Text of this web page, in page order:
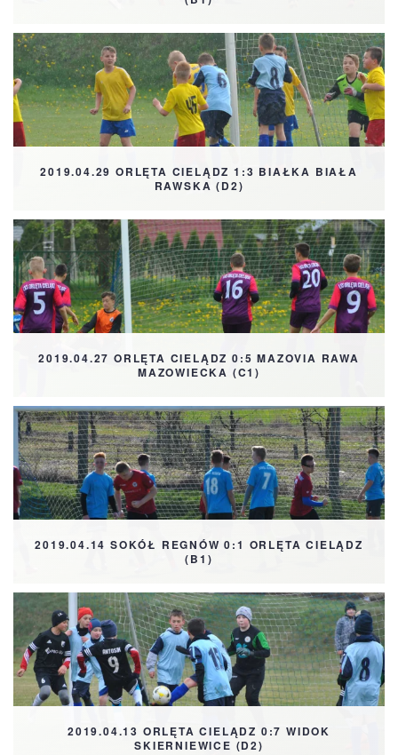
2019.04.29 ORLĘTA CIELĄDZ 1:3 BIAŁKA BIAŁA
RAWSKA (D2)
2019.04.27 ORLĘTA CIELĄDZ 0:5 MAZOVIA RAWA
MAZOWIECKA (C1)
2019.04.14 SOKÓŁ REGNÓW 0:1 ORLĘTA CIELĄDZ
(B1)
2019.04.13 ORLĘTA CIELĄDZ 0:7 WIDOK
SKIERNIEWICE (D2)